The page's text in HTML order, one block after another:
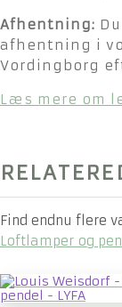
Afhentning:
afhentning i
Vordingborg
Læs mere om
Find endnu flere
Loftlamper og